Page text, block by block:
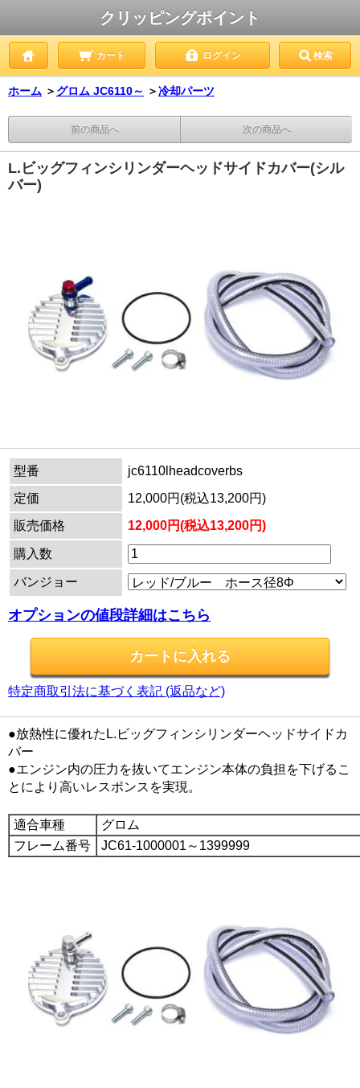
クリッピングポイント
カート ログイン 検索
ホーム ＞ グロム JC6110～ ＞冷却パーツ
前の商品へ 次の商品へ
L.ビッグフィンシリンダーヘッドサイドカバー(シル
バー)
型番
jc6110lheadcoverbs
定価
12,000円(税込13,200円)
販売価格
12,000円(税込13,200円)
購入数
バンジョー
オプションの値段詳細はこちら
特定商取引法に基づく表記 (返品など)
●放熱性に優れたL.ビッグフィンシリンダーヘッドサイドカ
バー
●エンジン内の圧力を抜いてエンジン本体の負担を下げるこ
とにより高いレスポンスを実現。
適合車種
グロム
フレーム番号
JC61-1000001～1399999